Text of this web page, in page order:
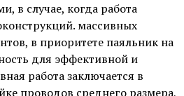
в случае, когда работа
массивных
в приоритете паяльник на
для эффективной и
работа заключается в
проводов среднего размера,